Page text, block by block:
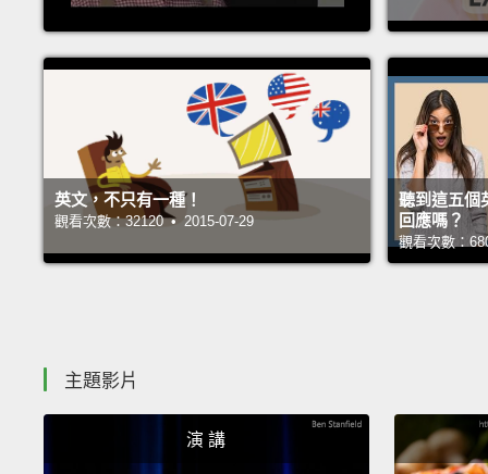
英文，不只有一種！
觀看次數：32120 • 2015-07-29
聽到這五個
回應嗎？
觀看次數：
主題影片
演 講